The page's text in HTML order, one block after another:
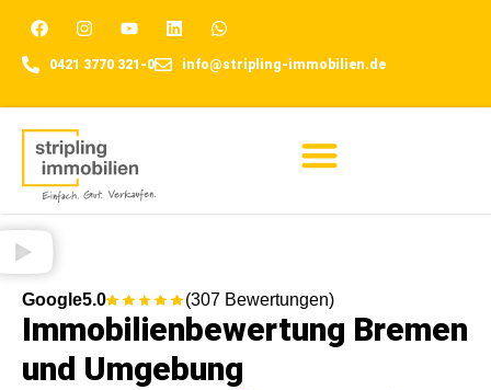
0421 3770 321-0 info@stripling-immobilien.de
Google5.0 (307 Bewertungen)
Immobilienbewertung Bremen
und Umgebung